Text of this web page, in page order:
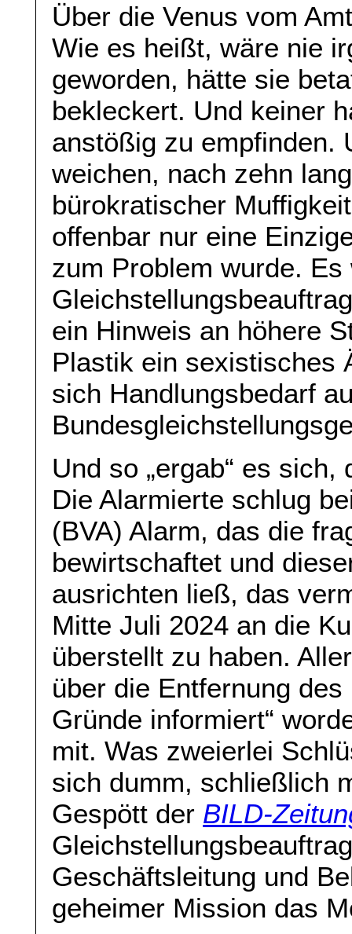
Über die Venus vom
Wie es heißt, wäre nie
geworden, hätte sie
bekleckert. Und keiner
anstößig zu empfinden.
weichen, nach zehn
bürokratischer
offenbar nur eine
zum Problem wurde.
ein Hinweis an höhere
Plastik ein sexistisches
sich Handlungsbedarf
Und so „ergab“ es
Die Alarmierte schlug
(BVA) Alarm, das die
bewirtschaftet und
ausrichten ließ, das
Mitte Juli 2024 an die
überstellt zu haben.
über die Entfernung
Gründe informiert“
mit. Was zweierlei
sich dumm, schließlich
Gespött der BILD-
Geschäftsleitung und
geheimer Mission das